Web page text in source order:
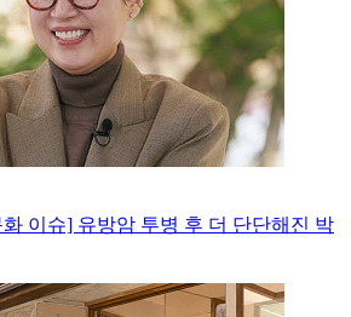
이슈] 유방암 투병 후 더 단단해진 박